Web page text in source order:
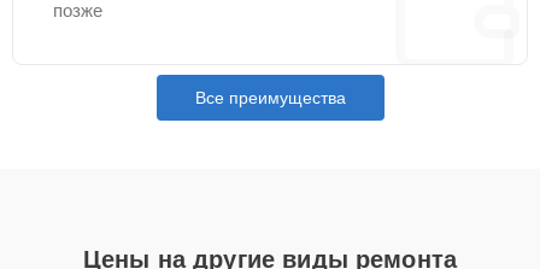
позже
Все преимущества
Цены на другие виды ремонта